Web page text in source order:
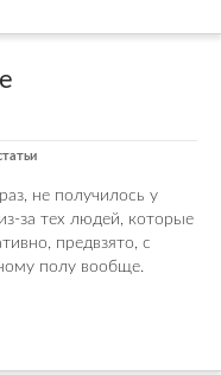
не получилось у
за тех людей, которые
предвзято, с
полу вообще.